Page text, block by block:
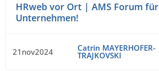
HRweb vor Ort | AMS Forum für
Unternehmen!
21nov2024 Catrin MAYERHOFER-
TRAJKOVSKI